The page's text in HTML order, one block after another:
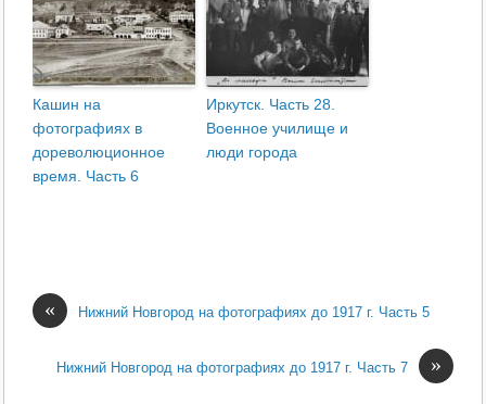
Кашин на
фотографиях в
дореволюционное
время. Часть 6
Иркутск. Часть 28.
Военное училище и
люди города
« Нижний Новгород на фотографиях до 1917 г. Часть 5
»
Нижний Новгород на фотографиях до 1917 г. Часть 7